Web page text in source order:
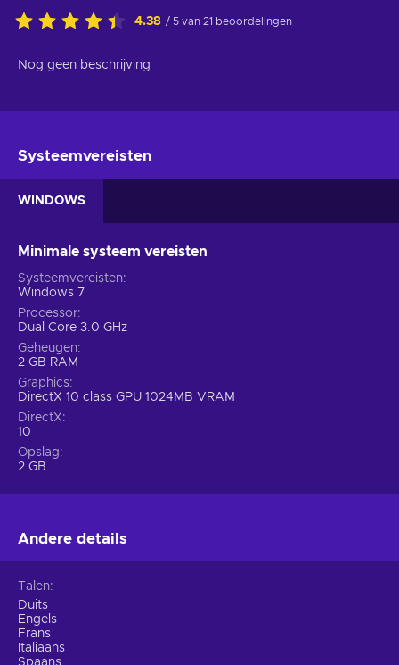
4.38 / 5 van 21 beoordelingen
Nog geen beschrijving
Systeemvereisten
WINDOWS
Minimale systeem vereisten
Systeemvereisten
Windows 7
Processor
Dual Core 3.0 GHz
Geheugen
2 GB RAM
Graphics
DirectX 10 class GPU 1024MB VRAM
DirectX
10
Opslag
2 GB
Andere details
Talen
Duits
Engels
Frans
Italiaans
Spaans